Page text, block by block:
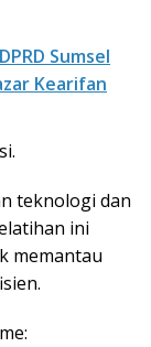
Sumsel
Kearifan
teknologi dan
ini
memantau